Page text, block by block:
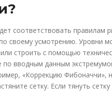
соответствовать правилам
своему усмотрению. Уровни
строить с помощью
по вводным данным
«Коррекцию Фибоначчи»,
сетку. Если тянуть